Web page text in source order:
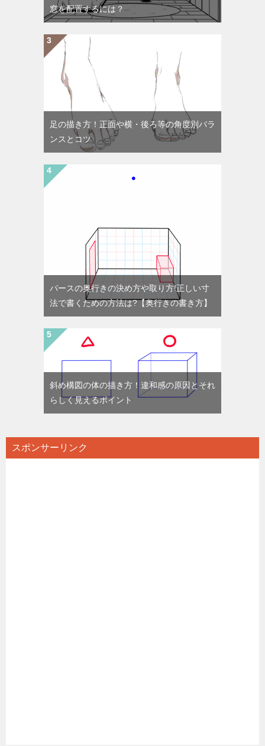
窓を配置するには？
足の描き方！正面や横・後ろ等の角度別バラ
ンスとコツ
パースの奥行きの決め方や取り方!正しい寸
法で書くための方法は?【奥行きの書き方】
斜め構図の体の描き方！違和感の原因とそれ
らしく見えるポイント
スポンサーリンク